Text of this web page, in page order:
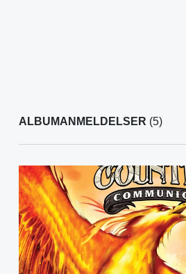
ALBUMANMELDELSER (5)